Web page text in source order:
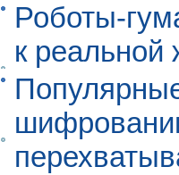
Роботы-
к реальной